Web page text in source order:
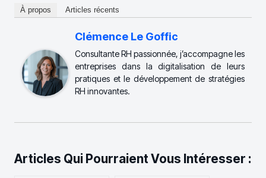
À propos Articles récents
Clémence Le Goffic
Consultante RH passionnée, j’accompagne les
entreprises dans la digitalisation de leurs
pratiques et le développement de stratégies
RH innovantes.
Articles Qui Pourraient Vous Intéresser :